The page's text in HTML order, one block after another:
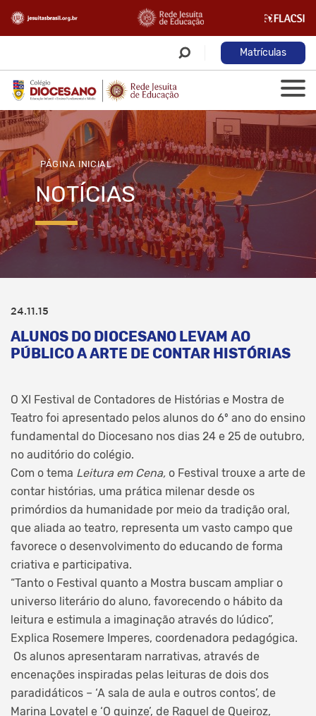
Matrículas
PÁGINA INICIAL
NOTÍCIAS
24.11.15
ALUNOS DO DIOCESANO LEVAM AO
PÚBLICO A ARTE DE CONTAR HISTÓRIAS
O XI Festival de Contadores de Histórias e Mostra de
Teatro foi apresentado pelos alunos do 6º ano do ensino
fundamental do Diocesano nos dias 24 e 25 de outubro,
no auditório do colégio.
Com o tema Leitura em Cena, o Festival trouxe a arte de
contar histórias, uma prática milenar desde os
primórdios da humanidade por meio da tradição oral,
que aliada ao teatro, representa um vasto campo que
favorece o desenvolvimento do educando de forma
criativa e participativa.
“Tanto o Festival quanto a Mostra buscam ampliar o
universo literário do aluno, favorecendo o hábito da
leitura e estimula a imaginação através do lúdico”,
Explica Rosemere Imperes, coordenadora pedagógica.
Os alunos apresentaram narrativas, através de
encenações inspiradas pelas leituras de dois dos
paradidáticos – ‘A sala de aula e outros contos’, de
Marina Lovatel e ‘O quinze’, de Raquel de Queiroz,